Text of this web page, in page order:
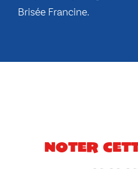
Brisée Francine.
Noter